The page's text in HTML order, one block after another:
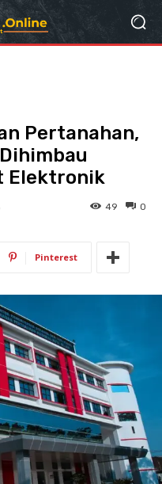
Pertanahan,
Elektronik
0
49
Pinterest